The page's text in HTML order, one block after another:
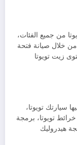
من جميع الفئات،
من خلال صيانة فتحة
زيت تويوتا
سيارتك تويوتا،
تويوتا، برمجة
هيدروليك